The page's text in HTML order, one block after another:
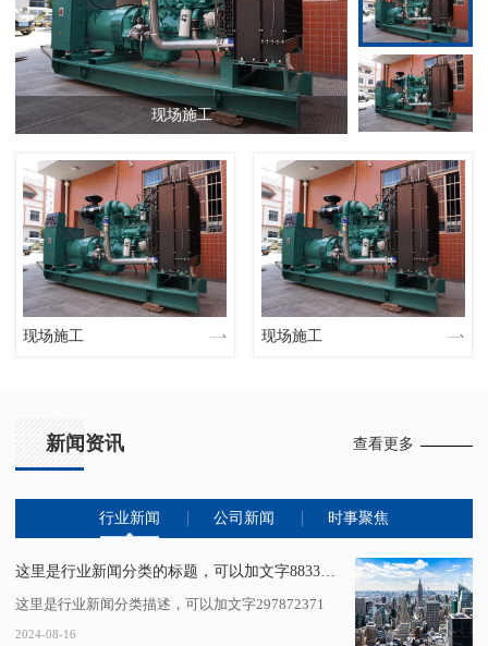
现场施工
现场施工 现场施工
新闻资讯 查看更多
行业新闻 公司新闻 时事聚焦
这里是行业新闻分类描述，可以加文字297872371
2024-08-16